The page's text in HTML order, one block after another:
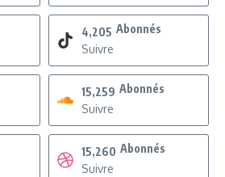
4,205 Abonnés
Suivre
15,259 Abonnés
Suivre
15,260 Abonnés
Suivre